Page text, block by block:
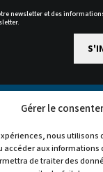
Gérer le
nous utilisons
aux informations
de traiter des
newsletter et des